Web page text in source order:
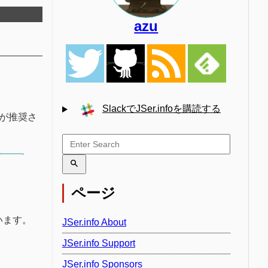
推奨さ
す。
azu
SlackでJSer.infoを購読する
ページ
JSer.info About
JSer.info Support
JSer.info Sponsors